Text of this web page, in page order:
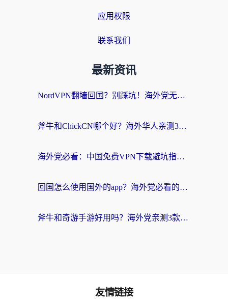
应用权限
联系我们
最新资讯
NordVPN翻墙回国？别踩坑！海外党无缝访问国内资源的真实指南
斧牛和ChickCN哪个好？海外华人亲测3款回国加速器+免费试用攻略
海外党必看：中国免费VPN下载避坑指南 + 无缝访问国内资源的终极方案
回国怎么使用国外的app？海外党必看的无缝访问国内资源全攻略
斧牛和奇游手游好用吗？海外党亲测3款回国加速器，选对才能无缝刷国内资源
友情链接